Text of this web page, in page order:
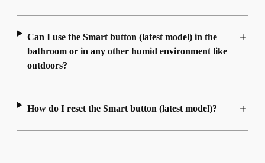
Can I use the Smart button (latest model) in the
bathroom or in any other humid environment like
outdoors?
How do I reset the Smart button (latest model)?